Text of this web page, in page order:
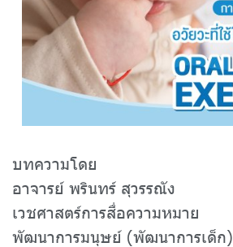
บทความโดย
อาจารย์ พรินทร์ สุวรรณัง
เวชศาสตร์การสื่อความหมาย
พัฒนาการมนุษย์ (พัฒนาการเด็ก)